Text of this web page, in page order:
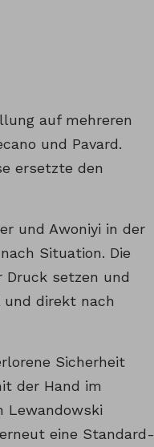
auf mehreren
und Pavard.
ersetzte den
und Awoniyi in der
Situation. Die
setzen und
direkt nach
Sicherheit
der Hand im
Lewandowski
eine Standard-